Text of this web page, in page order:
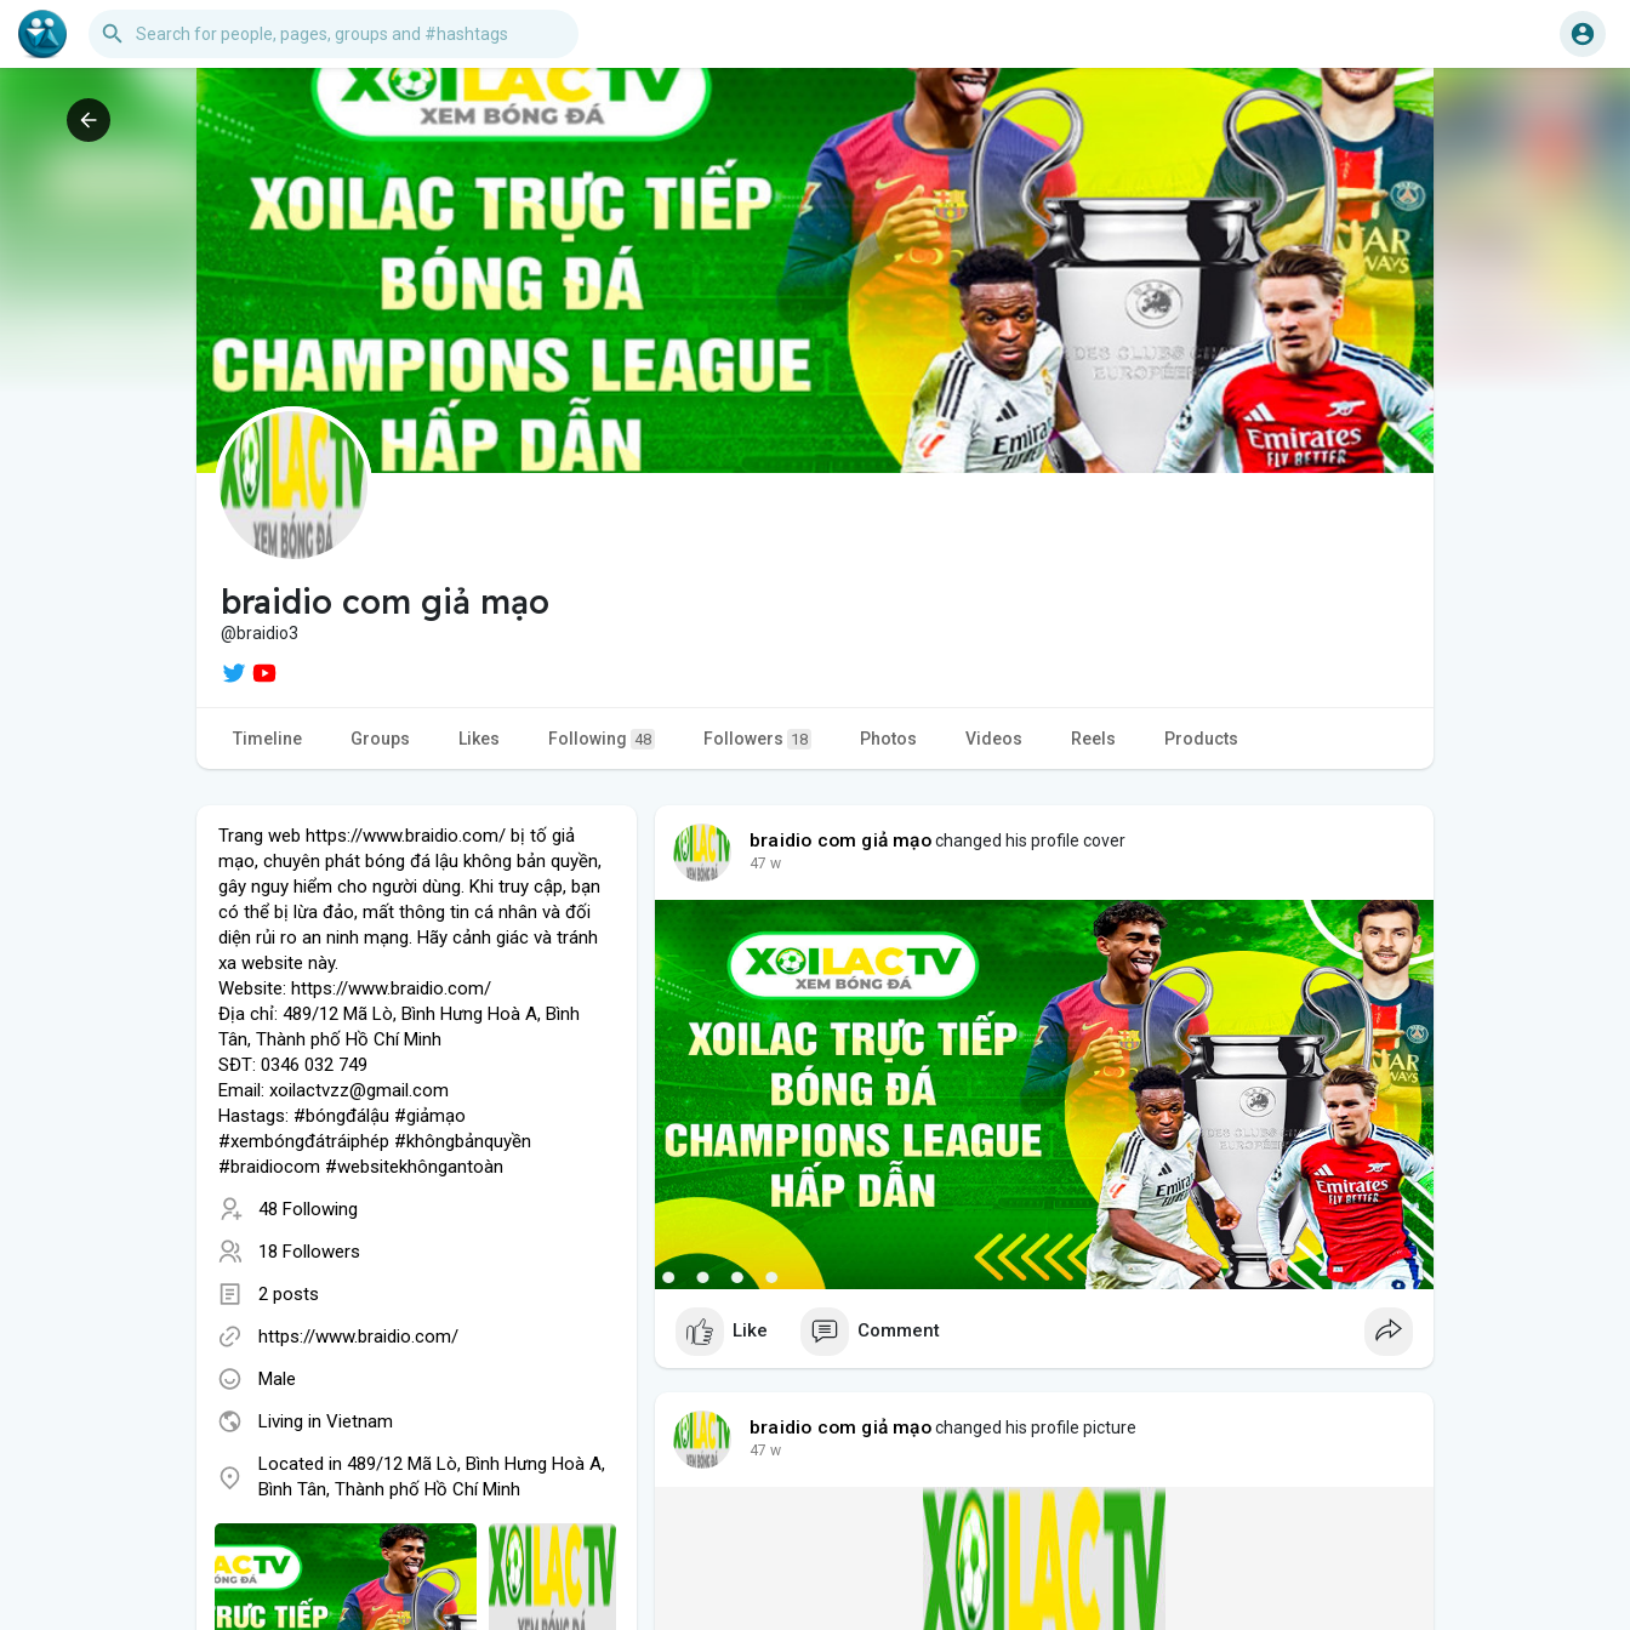
braidio com giả mạo
@braidio3
Timeline Groups Likes Following 48 Followers 18 Photos Videos Reels Products
Trang web https://www.braidio.com/ bị tố giả
mạo, chuyên phát bóng đá lậu không bản quyền,
gây nguy hiểm cho người dùng. Khi truy cập, bạn
có thể bị lừa đảo, mất thông tin cá nhân và đối
diện rủi ro an ninh mạng. Hãy cảnh giác và tránh
xa website này.
Website: https://www.braidio.com/
Địa chỉ: 489/12 Mã Lò, Bình Hưng Hoà A, Bình
Tân, Thành phố Hồ Chí Minh
SĐT: 0346 032 749
Email: xoilactvzz@gmail.com
Hastags: #bóngđálậu #giảmạo
#xembóngđátráiphép #khôngbảnquyền
#braidiocom #websitekhôngantoàn
48 Following
18 Followers
2 posts
https://www.braidio.com/
Male
Living in Vietnam
Located in 489/12 Mã Lò, Bình Hưng Hoà A,
Bình Tân, Thành phố Hồ Chí Minh
braidio com giả mạochanged his profile cover
47 w
Like Comment
braidio com giả mạochanged his profile picture
47 w